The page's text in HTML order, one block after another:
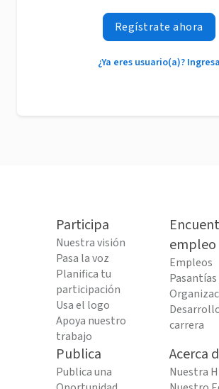
Regístrate ahora
¿Ya eres usuario(a)? Ingresa
Participa
Nuestra visión
Pasa la voz
Planifica tu
participación
Usa el logo
Apoya nuestro
trabajo
empleo
Empleos
Pasantías
carrera
Publica
Publica una
Acerca
Nuestra